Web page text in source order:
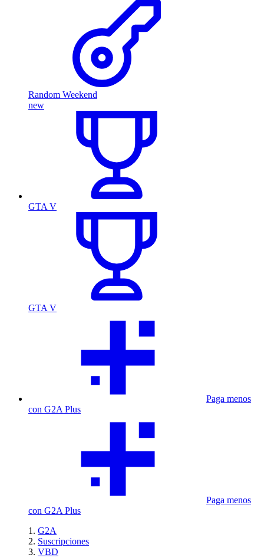
Random Weekend
new
GTA V
GTA V
Paga menos
con G2A Plus
Paga menos
con G2A Plus
G2A
Suscripciones
VBD